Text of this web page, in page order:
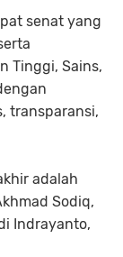
senat yang
Tinggi, Sains,
transparansi,
adalah
Sodiq,
Indrayanto,